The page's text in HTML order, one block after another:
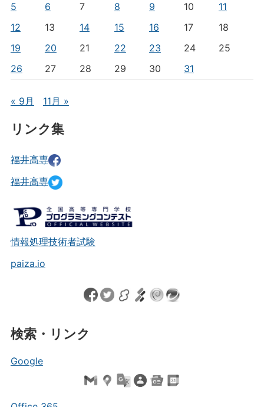
5
6 7 8 9 10
11
12
13 14 15 16 17
18
19
20 21 22 23 24
25
26
27 28 29 30 31
« 9月 11月 »
リンク集
福井高専
福井高専
情報処理技術者試験
paiza.io
検索・リンク
Google